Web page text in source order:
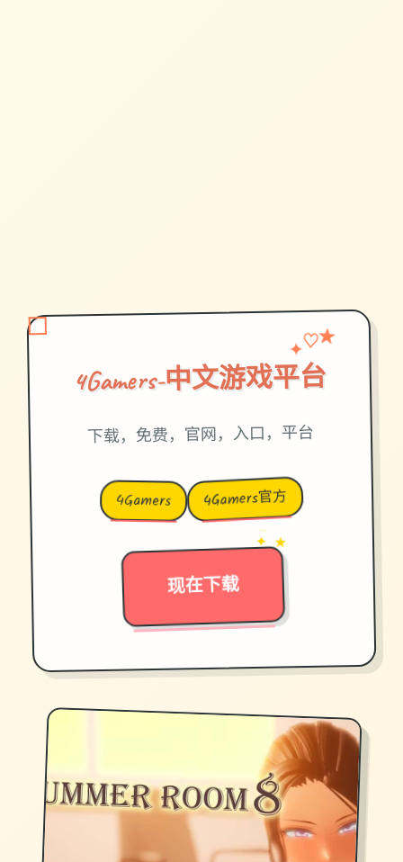
4Gamers-中文游戏平台
✦♡ ★
下载，免费，官网，入口，平台
4Gamers 4Gamers官方
现在下载
→
✦ ★